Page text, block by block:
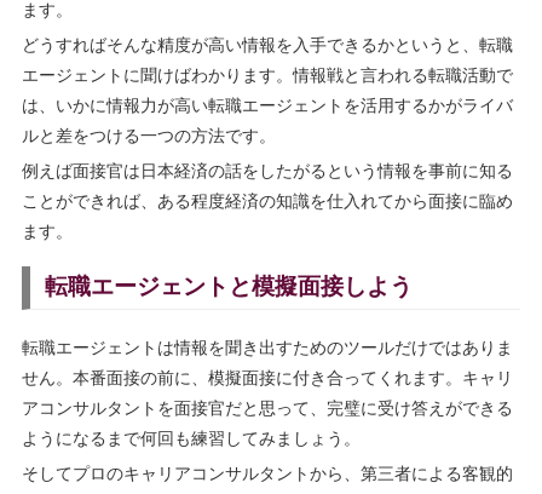
ます。
どうすればそんな精度が高い情報を入手できるかというと、転職
エージェントに聞けばわかります。情報戦と言われる転職活動で
は、いかに情報力が高い転職エージェントを活用するかがライバ
ルと差をつける一つの方法です。
例えば面接官は日本経済の話をしたがるという情報を事前に知る
ことができれば、ある程度経済の知識を仕入れてから面接に臨め
ます。
転職エージェントと模擬面接しよう
転職エージェントは情報を聞き出すためのツールだけではありま
せん。本番面接の前に、模擬面接に付き合ってくれます。キャリ
アコンサルタントを面接官だと思って、完璧に受け答えができる
ようになるまで何回も練習してみましょう。
そしてプロのキャリアコンサルタントから、第三者による客観的